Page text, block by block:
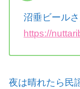
沼垂ビール
https://
夜は晴れたら民